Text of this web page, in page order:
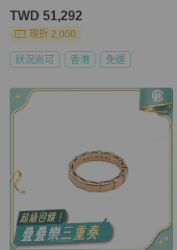
TWD 51,292
現折 2,000
狀況尚可 香港 免運